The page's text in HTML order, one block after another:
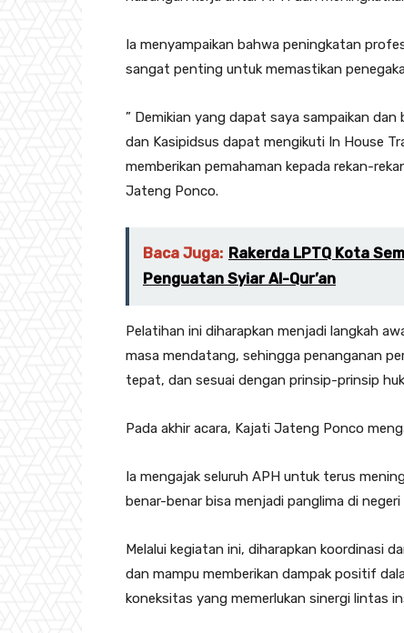
Ia menyampaikan bahwa peningkatan
sangat penting untuk memastikan
” Demikian yang dapat saya sampaikan
dan Kasipidsus dapat mengikuti In House
memberikan pemahaman kepada rekan-
Jateng Ponco.
Baca Juga: Rakerda LPTQ Kota
Penguatan Syiar Al-Qur’an
Pelatihan ini diharapkan menjadi langkah
masa mendatang, sehingga penanganan
tepat, dan sesuai dengan prinsip-prinsip
Pada akhir acara, Kajati Jateng Ponco
Ia mengajak seluruh APH untuk terus
benar-benar bisa menjadi panglima di negeri
Melalui kegiatan ini, diharapkan koordinasi
dan mampu memberikan dampak positif
koneksitas yang memerlukan sinergi lintas